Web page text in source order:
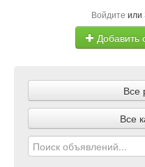
Войдите или
Добавить
Все
Все